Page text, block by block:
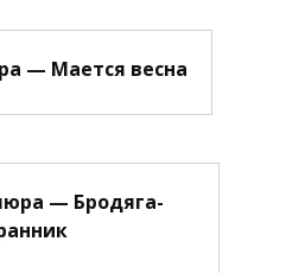
— Мается весна
— Бродяга-